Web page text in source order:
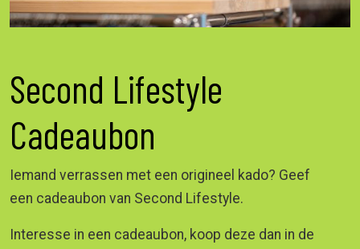
Second Lifestyle
Cadeaubon
Iemand verrassen met een origineel kado? Geef
een cadeaubon van Second Lifestyle.
Interesse in een cadeaubon, koop deze dan in de